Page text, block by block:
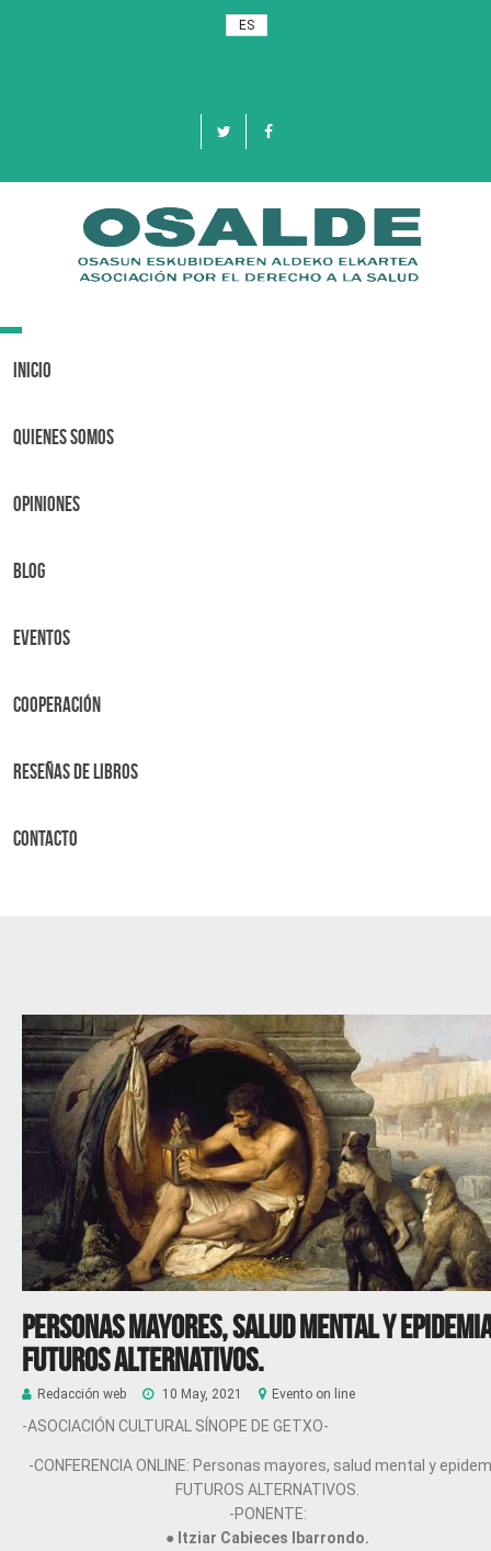
ES
Toggle
Inicio
Quienes Somos
OPINIONES
BLOG
Eventos
Cooperación
Reseñas de libros
Contacto
Personas mayores, salud mental y
FUTUROS ALTERNATIVOS.
Redacción web 10 May, 2021 Evento on line
-ASOCIACIÓN CULTURAL SÍNOPE DE GETXO-
-CONFERENCIA ONLINE: Personas mayores, salud mental y
FUTUROS ALTERNATIVOS.
-PONENTE:
● Itziar Cabieces Ibarrondo.